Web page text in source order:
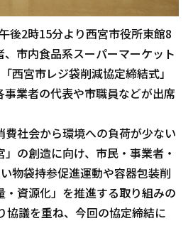
後2時15分より西宮市役所東館8
市内食品系スーパーマーケット
西宮市レジ袋削減協定締結式」
業者の代表や市職員などが出席
社会から環境への負荷が少ない
」の創造に向け、市民・事業者・
物袋持参促進運動や容器包装削
資源化」を推進する取り組みの
協議を重ね、今回の協定締結に